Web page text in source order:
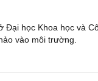
Đại học Khoa học và
vào môi trường.